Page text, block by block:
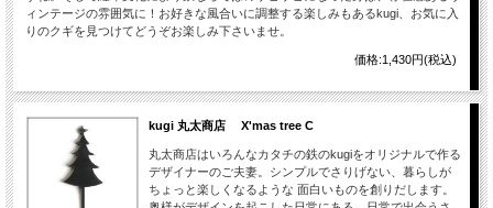
ィンテージの雰囲気に！お好きな風合いに調整する楽しみもあるkugi、お気に入
りのクギを見つけてどうぞお楽しみ下さいませ。
価格:1,430円(税込)
kugi 丸太商店 X'mas tree C
丸太商店はいろんなカタチの鉄のkugiをオリジナルで作る
デザイナーのご夫妻。シンプルでさりげない、暮らしが
ちょっと楽しくなるような 面白いものを創りだします。